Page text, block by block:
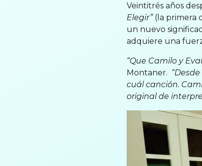
Veintitrés años
Elegir”(la primera
un nuevo
adquiere una
“Que Camilo y
Montaner.
cuál canción.
original de